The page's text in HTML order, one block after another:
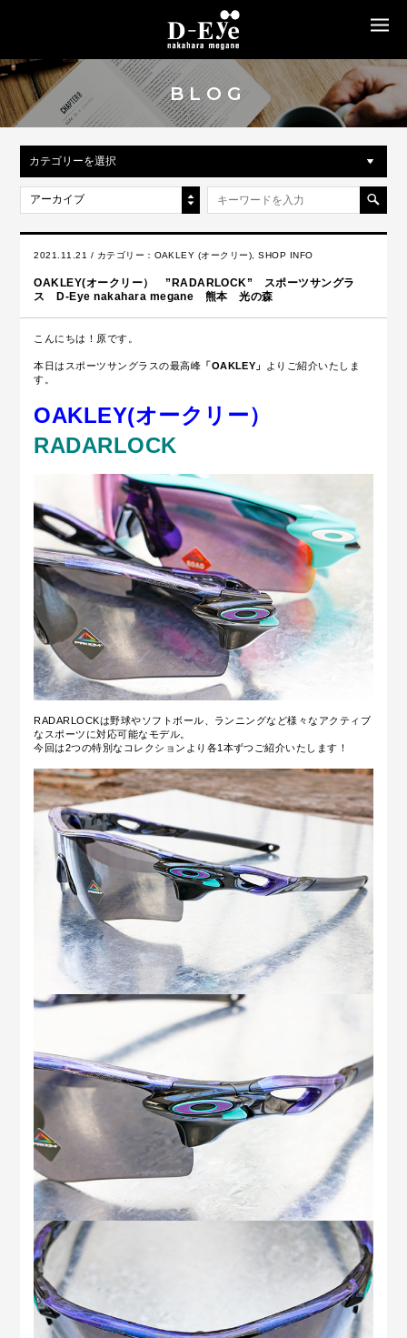
BLOG
カテゴリーを選択
アーカイブ
2021.11.21 / カテゴリー： OAKLEY (オークリー) ,SHOP INFO
OAKLEY(オークリー） ”RADARLOCK” スポーツサングラ
ス D-Eye nakahara megane 熊本 光の森
こんにちは！原です。
本日はスポーツサングラスの最高峰 「OAKLEY」
よりご紹介いたしま
す。
OAKLEY(オークリー）
RADARLOCK
RADARLOCKは野球やソフトボール、ランニングなど様々なアクティブ
なスポーツに対応可能なモデル。
今回は2つの特別なコレクションより各1本ずつご紹介いたします！